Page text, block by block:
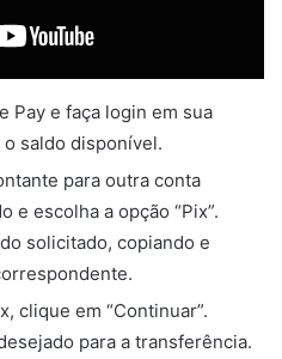
Pay e faça login em sua
saldo disponível.
para outra conta
e escolha a opção “Pix”.
solicitado, copiando e
clique em “Continuar”.
para a transferência.